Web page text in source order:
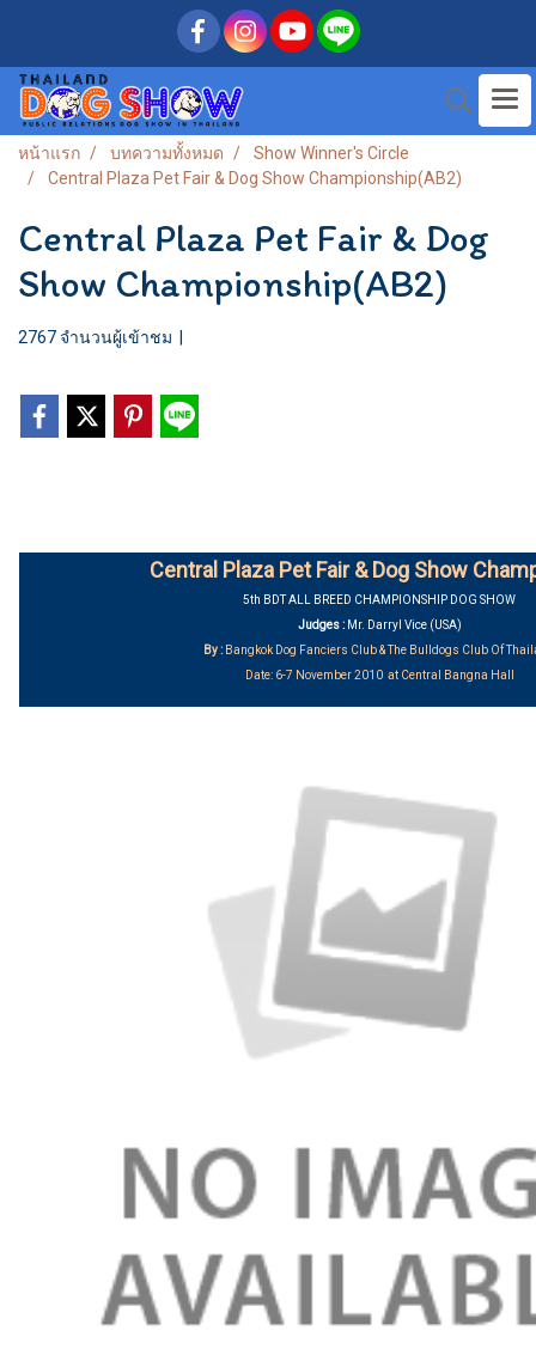
หน้าแรก บทความทั้งหมด
Show Winner's Circle
Central Plaza Pet Fair & Dog Show Championship(AB2)
Central Plaza Pet Fair & Dog
Show Championship(AB2)
2767 จำนวนผู้เข้าชม
Central Plaza Pet Fair & Dog Show
5th BDT ALL BREED CHAMPIONSHIP DOG SHOW
Judges : Mr. Darryl Vice (USA)
By : Bangkok Dog Fanciers Club & The Bulldogs Club Of
Date: 6-7 November 2010 at Central Bangna Hall